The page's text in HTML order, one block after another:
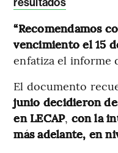
“Recomendamos
vencimiento el 15
enfatiza el informe
El documento
junio decidieron
en LECAP, con la
más adelante, en